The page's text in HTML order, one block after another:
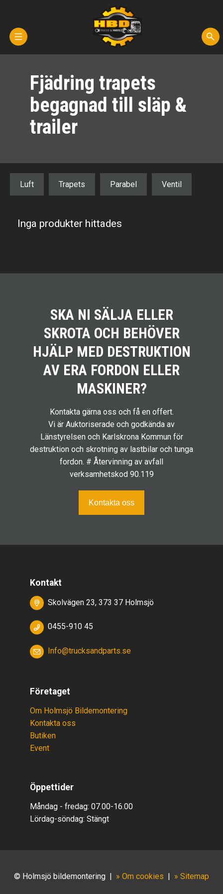
Kontakta oss
Reservdelar
Transporter
Fjädring trapets
begagnad till släp &
trailer
Luft Trapets Parabel Ventil
Inga produkter hittades
SKA NI SÄLJA ELLER
SKROTA OCH BEHÖVER
HJÄLP MED DESTRUKTION
AV ERA FORDON ELLER
MASKINER?
Kontakta gärna oss och få en offert.
Vi är Auktoriserade och godkända av
Länstyrelsen och Karlskrona Kommun för
destruktion och skrotning av lastbilar och tunga
fordon. # Återvinning av avfall
verksamhetskod 90.119
Kontakta oss
Kontakt
Skolvägen 23, 373 37 Holmsjö
0455-910 45
Info@trucksandparts.se
Företaget
Om Holmsjö Bildemontering
Kontakta oss
Butiken
Event
Öppettider
Måndag - fredag: 07.00-16.00
Lördag-söndag: Stängt
© Holmsjö bildemontering » Om cookies » Sitemap